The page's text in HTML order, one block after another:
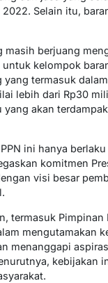
Selain itu,
berjuang
kelompok
yang termasuk
lebih dari Rp30
akan
ini hanya
komitmen
visi besar
Pimpinan
mengutamakan
menanggapi
kebijakan